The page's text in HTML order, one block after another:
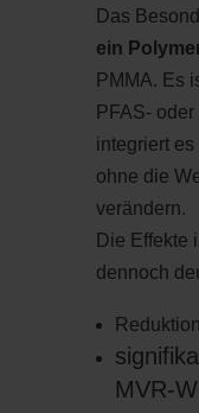
Das
ein
PMMA. Es
PFAS-
integriert
ohne die
verändern.
Die Effekte
dennoch
MVR-